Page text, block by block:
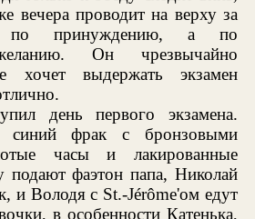
вечера проводит на верху за
по принуждению, а по
Он чрезвычайно
выдержать экзамен
день первого экзамена.
синий фрак с бронзовыми
часы и лакированные
подают фаэтон папа, Николай
и Володя с St.-Jérôme'ом едут
в особенности Катенька,